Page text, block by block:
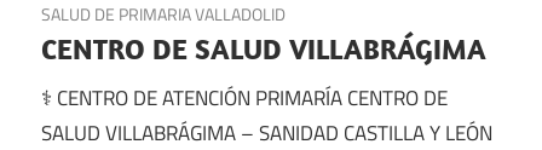
SALUD DE PRIMARIA VALLADOLID
CENTRO DE SALUD VILLABRÁGIMA
⚕️ CENTRO DE ATENCIÓN PRIMARÍA CENTRO DE
SALUD VILLABRÁGIMA – SANIDAD CASTILLA Y LEÓN